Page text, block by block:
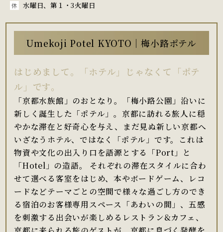
水曜日、第１・3火曜日
Umekoji Potel KYOTO｜梅小路ポテル
はじめまして。「ホテル」じゃなくて「ポテ
ル」です。
「京都水族館」のおとなり。「梅小路公園」沿いに
新しく誕生した「ポテル」。京都に訪れる旅人に穏
やかな滞在と好奇心を与え、まだ見ぬ新しい京都へ
いざなうホテル、ではなく「ポテル」です。これは
物資や文化の出入り口を語源とする「Port」と
「Hotel」の造語。 それぞれの滞在スタイルに合わ
せて選べる客室をはじめ、本やボードゲーム、レコ
ードなどテーマごとの空間で様々な過ごし方のでき
る宿泊のお客様専用スペース「あわいの間」、五感
を刺激する出会いが楽しめるレストラン&カフェ、